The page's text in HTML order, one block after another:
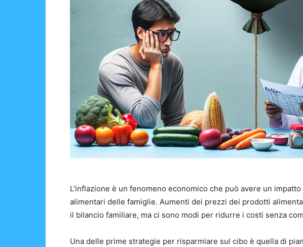
L’inflazione è un fenomeno economico che può avere un
alimentari delle famiglie. Aumenti dei prezzi dei prodotti
il bilancio familiare, ma ci sono modi per ridurre i costi senza
Una delle prime strategie per risparmiare sul cibo è quella di